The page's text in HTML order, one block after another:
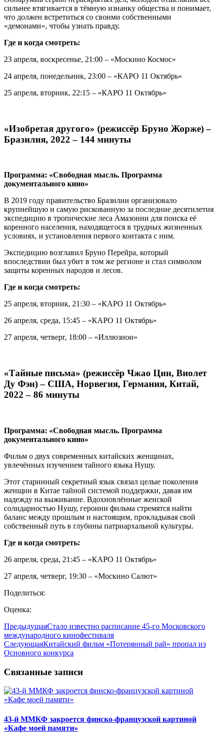
сильнее втягивается в тёмную изнанку общества и понимает,
что должен встретиться со своими собственными
«демонами», чтобы узнать правду.
Где и когда смотреть:
23 апреля, воскресенье, 21:00 – «Москино Космос»
24 апреля, понедельник, 23:00 – «КАРО 11 Октябрь»
25 апреля, вторник, 22:15 – «КАРО 11 Октябрь»
«Изобретая другого» (режиссёр Бруно Жорже) –
Бразилия, 2022 – 144 минуты
Программа: «Свободная мысль. Программа
документального кино»
В 2019 году правительство Бразилии организовало
крупнейшую и самую рискованную за последние десятилетия
экспедицию в тропические леса Амазонии для поиска её
коренного населения, находящегося в трудных жизненных
условиях, и установления первого контакта с ним.
Экспедицию возглавил Бруно Перейра, который
впоследствии был убит в том же регионе и стал символом
защиты коренных народов и лесов.
Где и когда смотреть:
25 апреля, вторник, 21:30 – «КАРО 11 Октябрь»
26 апреля, среда, 15:45 – «КАРО 11 Октябрь»
27 апреля, четверг, 18:00 – «Иллюзион»
«Тайные письма» (режиссёр Чжао Цин, Виолет
Ду Фэн) – США, Норвегия, Германия, Китай,
2022 – 86 минуты
Программа: «Свободная мысль. Программа
документального кино»
Фильм о двух современных китайских женщинах,
увлечённых изучением тайного языка Нушу.
Этот старинный секретный язык связал целые поколения
женщин в Китае тайной системой поддержки, давая им
надежду на выживание. Вдохновлённые женской
солидарностью Нушу, героини фильма стремятся найти
баланс между прошлым и настоящим, прокладывая свой
собственный путь в глубины патриархальной культуры.
Где и когда смотреть:
26 апреля, среда, 21:45 – «КАРО 11 Октябрь»
27 апреля, четверг, 19:30 – «Москино Салют»
Поделиться:
Оценка:
ПредыдущаяСтало известно расписание 45-го Московского
международного кинофестиваля
СледующаяКитайский фильм «Потерянный рай» пропал из
Основного конкурса
Связанные записи
43-й ММКФ закроется финско-французской картиной
«Кафе моей памяти»